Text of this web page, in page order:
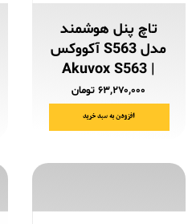
تاچ پنل هوشمند
مدل S563 آکووکس
| Akuvox S563
۶۳,۲۷۰,۰۰۰ تومان
افزودن به سبد خرید